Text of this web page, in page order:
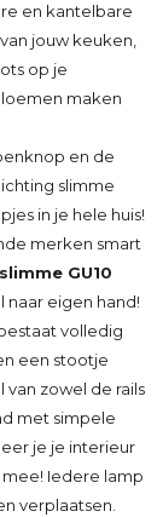
en kantelbare
jouw keuken,
op je
maken
en de
slimme
in je hele huis!
merken smart
slimme GU10
naar eigen hand!
volledig
een stootje
zowel de rails
met simpele
je je interieur
Iedere lamp
verplaatsen.